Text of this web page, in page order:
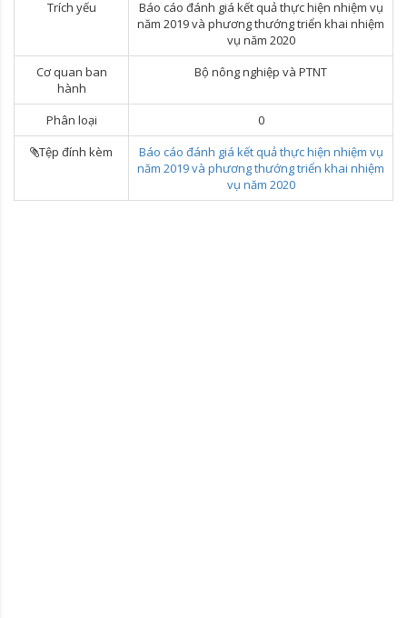
Trích yếu
Báo cáo đánh giá kết quả thực hiện nhiệm vụ
năm 2019 và phương thướng triển khai nhiệm
vụ năm 2020
Cơ quan ban
hành
Bộ nông nghiệp và PTNT
Phân loại
0
Tệp đính kèm
Báo cáo đánh giá kết quả thực hiện nhiệm vụ
năm 2019 và phương thướng triển khai nhiệm
vụ năm 2020